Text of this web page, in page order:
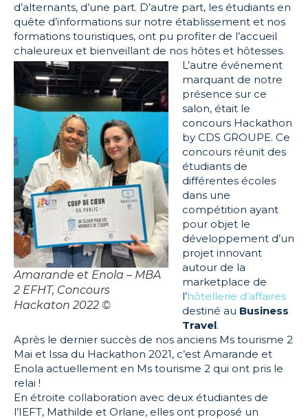
d’alternants, d’une part. D’autre part, les étudiants en
quête d’informations sur notre établissement et nos
formations touristiques, ont pu profiter de l’accueil
chaleureux et bienveillant de nos hôtes et hôtesses.
Amarande et Enola – MBA
2 EFHT, Concours
Hackaton 2022 ©
L’autre événement
marquant de notre
présence sur ce
salon, était le
concours Hackathon
by CDS GROUPE. Ce
concours réunit des
étudiants de
différentes écoles
dans une
compétition ayant
pour objet le
développement d’un
projet innovant
autour de la
marketplace de
l’hôtellerie d’affaires
destiné au Business
Travel.
Après le dernier succès de nos anciens Ms tourisme 2
Mai et Issa du Hackathon 2021, c’est Amarande et
Enola actuellement en Ms tourisme 2 qui ont pris le
relai !
En étroite collaboration avec deux étudiantes de
l’IEFT, Mathilde et Orlane, elles ont proposé un